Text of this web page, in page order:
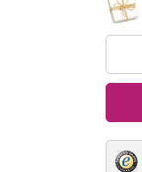
♦ Silberhalsketten
♦ Silberohrringe